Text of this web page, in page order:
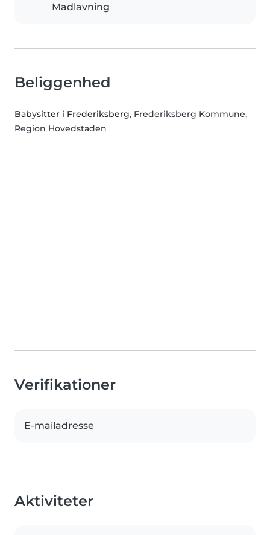
Madlavning
Beliggenhed
Babysitter i Frederiksberg, Frederiksberg Kommune,
Region Hovedstaden
Verifikationer
E-mailadresse
Aktiviteter